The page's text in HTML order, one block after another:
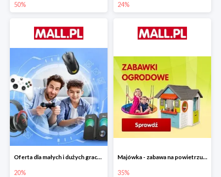
50% 24%
Oferta dla małych i dużych graczy w Mall.pl do -20%
20%
Majówka - zabawa na powietrzu do -35%
35%